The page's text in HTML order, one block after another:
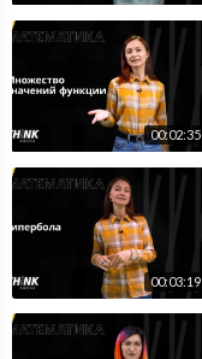
00:02:35
00:03:19